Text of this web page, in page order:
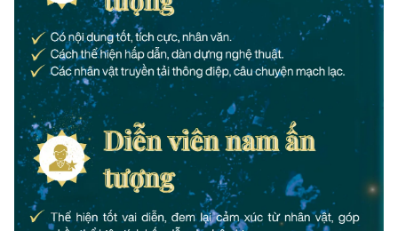
Theo dõi báo trên
Cơ quan chủ quản:
Đài Truyền hình Việt Nam
Cơ quan báo chí:Thời báo VTV
Giấy phép hoạt động báo in và báo điện tử số 483/GP-BTTTT
cấp ngày 29/12/2023
Tổng Biên tập:
Vũ Thanh Thủy
Phó Tổng Biên tập:Nguyễn Thị Mỹ Hạnh, Phạm Quốc Thắng,